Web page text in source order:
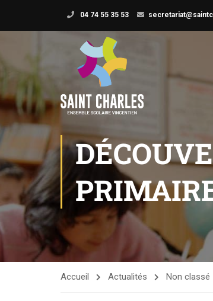
04 74 55 35 53
Accueil Actualités Non classé